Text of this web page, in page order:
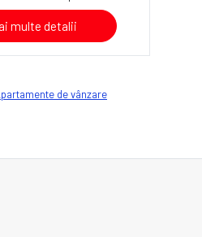
multe detalii
de vânzare